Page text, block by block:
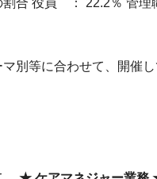
別等に合わせて、開催し